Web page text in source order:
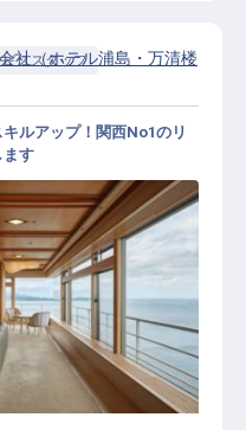
ススタッフ
ビス│学歴・経験
あり／残業月10h
社（ホテル浦島・万清楼
ルアップ！関西No1のリ
ます